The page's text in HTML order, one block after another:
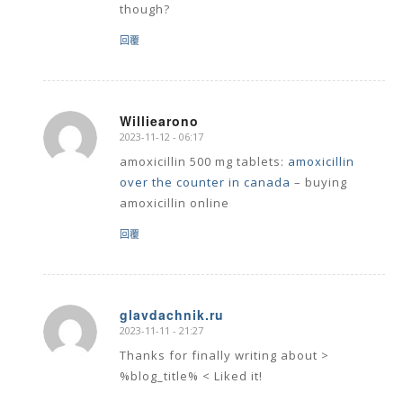
though?
回覆
Williearono
says:
2023-11-12 - 06:17
amoxicillin 500 mg tablets: amoxicillin
over the counter in canada – buying
amoxicillin online
回覆
glavdachnik.ru
says:
2023-11-11 - 21:27
Thanks for finally writing about >
%blog_title% < Liked it!